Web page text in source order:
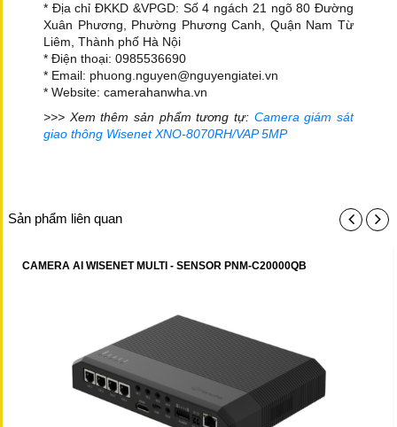
* Địa chỉ ĐKKD &VPGD: Số 4 ngách 21 ngõ 80 Đường
Xuân Phương, Phường Phương Canh, Quận Nam Từ
Liêm, Thành phố Hà Nội
* Điện thoại: 0985536690
* Email: phuong.nguyen@nguyengiatei.vn
* Website: camerahanwha.vn
>>> Xem thêm sản phẩm tương tự: Camera giám sát
giao thông Wisenet XNO-8070RH/VAP 5MP
Sản phẩm liên quan
CAMERA AI WISENET MULTI - SENSOR PNM-C20000QB